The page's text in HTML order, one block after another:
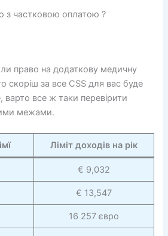
з частковою оплатою ?
право на додаткову медичну
скоріш за все CSS для вас буде
все ж таки перевірити
межами.
Ліміт доходів на рік
€ 9,032
€ 13,547
16 257 євро